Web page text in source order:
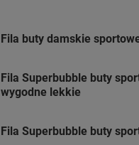
Fila buty damskie
Fila Superbubble buty
wygodne lekkie
Fila Superbubble buty